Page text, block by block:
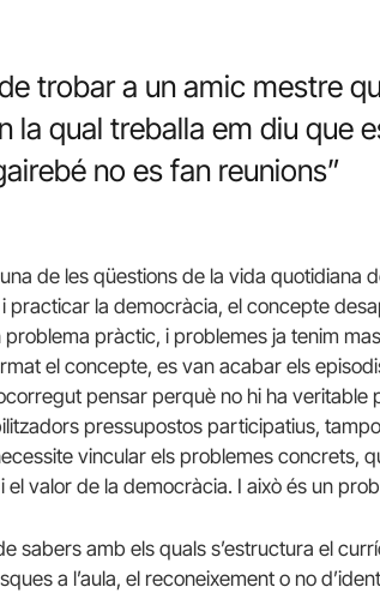
trobar a un amic mestre
la qual treballa em diu que
no es fan reunions”
de les qüestions de la vida quotidiana
i practicar la democràcia, el concepte
problema pràctic, i problemes ja tenim
el concepte, es van acabar els
ocorregut pensar perquè no hi ha
pressupostos participatius,
vincular els problemes concrets,
el valor de la democràcia. I això és un
sabers amb els quals s’estructura el
a l’aula, el reconeixement o no